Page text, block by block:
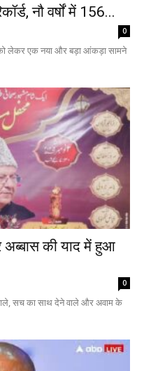
नौ वर्षों में 156...
0
लेकर एक नया और बड़ा आंकड़ा सामने
की याद में हुआ
0
सच का साथ देने वाले और अवाम के